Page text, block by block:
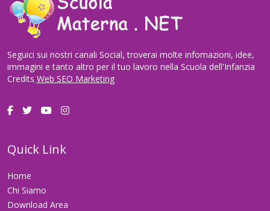
Seguici sui nostri canali Social, troverai molte infomazioni, idee,
immagini e tanto altro per il tuo lavoro nella Scuola dell'Infanzia
Credits Web SEO Marketing
Quick Link
Home
Chi Siamo
Download Area